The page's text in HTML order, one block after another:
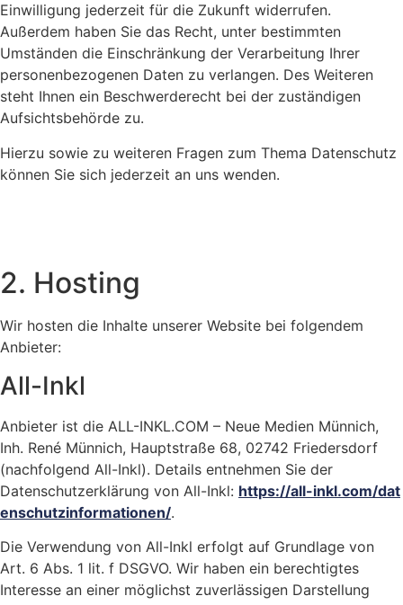
Einwilligung jederzeit für die Zukunft widerrufen.
Außerdem haben Sie das Recht, unter bestimmten
Umständen die Einschränkung der Verarbeitung Ihrer
personenbezogenen Daten zu verlangen. Des Weiteren
steht Ihnen ein Beschwerderecht bei der zuständigen
Aufsichtsbehörde zu.
Hierzu sowie zu weiteren Fragen zum Thema Datenschutz
können Sie sich jederzeit an uns wenden.
2. Hos­­ting
Wir hosten die Inhalte unserer Website bei folgendem
Anbieter:
All-Inkl
Anbieter ist die ALL-INKL.COM – Neue Medien Münnich,
Inh. René Münnich, Hauptstraße 68, 02742 Friedersdorf
(nachfolgend All-Inkl). Details entnehmen Sie der
Datenschutzerklärung von All-Inkl: https://all-inkl.com/dat
enschutzinformationen/.
Die Verwendung von All-Inkl erfolgt auf Grundlage von
Art. 6 Abs. 1 lit. f DSGVO. Wir haben ein berechtigtes
Interesse an einer möglichst zuverlässigen Darstellung